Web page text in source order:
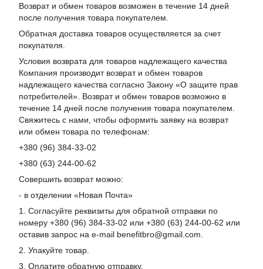
Возврат и обмен товаров возможен в течение 14 дней
после получения товара покупателем.
Обратная доставка товаров осуществляется за счет
покупателя.
Условия возврата для товаров надлежащего качества
Компания производит возврат и обмен товаров
надлежащего качества согласно Закону «О защите прав
потребителей». Возврат и обмен товаров возможно в
течение 14 дней после получения товара покупателем.
Свяжитесь с нами, чтобы оформить заявку на возврат
или обмен товара по телефонам:
+380 (96) 384-33-02
+380 (63) 244-00-62
Совершить возврат можно:
- в отделении «Новая Почта»
1. Согласуйте реквизиты для обратной отправки по
номеру +380 (96) 384-33-02 или +380 (63) 244-00-62 или
оставив запрос на e-mail benefitbro@gmail.com.
2. Упакуйте товар.
3. Оплатите обратную отправку.